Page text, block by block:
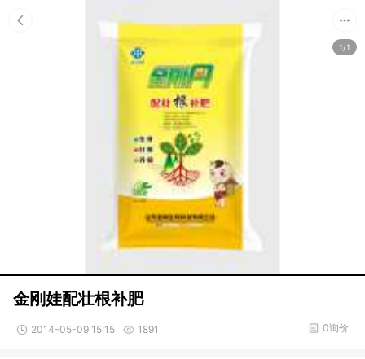
1/1
金刚娃配壮根补肥
2014-05-09 15:15 1891 0询价